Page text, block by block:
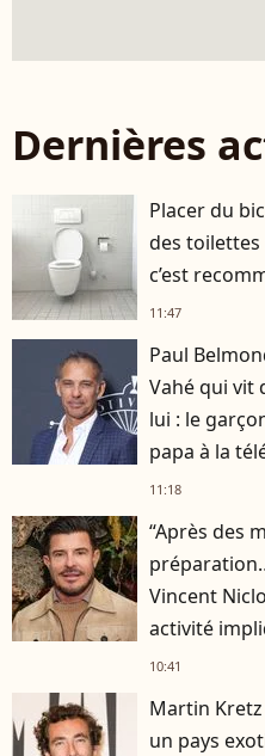
Dernières
Placer du
des
c’est
11:47
Paul
Vahé qui vit
lui : le
papa à la
11:18
“Après des
Vincent
activité
personnalités
10:41
Martin
un pays